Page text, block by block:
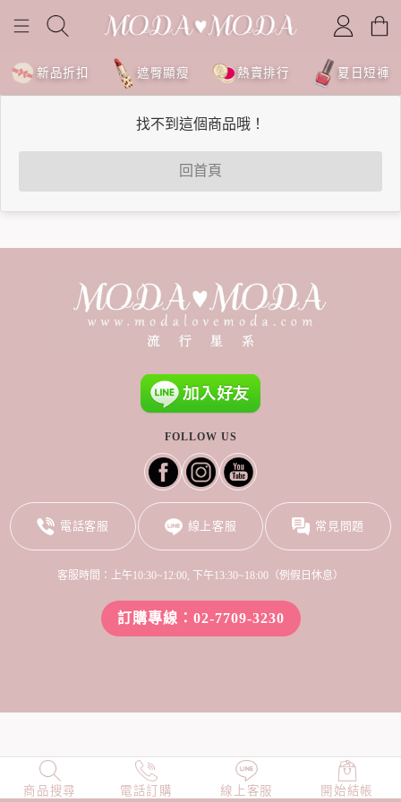
新品折扣 遮臀顯瘦 熱賣排行 夏日短褲
找不到這個商品哦！
回首頁
商品搜尋 電話訂購 線上客服 開始結帳
NEW 店長精選 TOP100 小編穿搭
FOLLOW US
電話客服 線上客服 常見問題
客服時間：上午10:30~12:00, 下午13:30~18:00（例假日休息）
訂購專線：02-7709-3230